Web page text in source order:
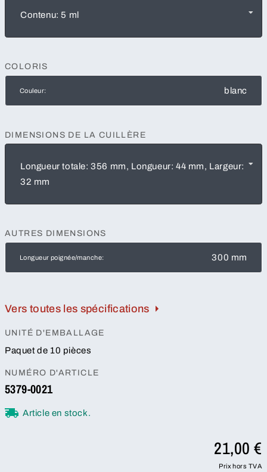
Contenu: 5 ml
COLORIS
Couleur: blanc
DIMENSIONS DE LA CUILLÈRE
Longueur totale: 356 mm, Longueur: 44 mm, Largeur:
32 mm
AUTRES DIMENSIONS
Longueur poignée/manche: 300 mm
Vers toutes les spécifications
UNITÉ D'EMBALLAGE
Paquet de 10 pièces
NUMÉRO D'ARTICLE
5379-0021
Article en stock.
21,00 €
Prix hors TVA